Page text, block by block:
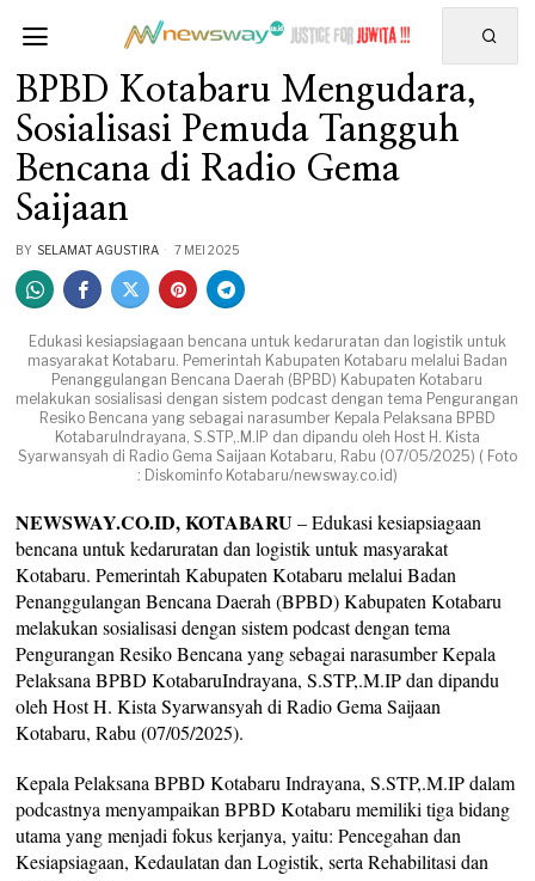
BPBD Kotabaru Mengudara,
Sosialisasi Pemuda Tangguh
Bencana di Radio Gema
Saijaan
BY SELAMAT AGUSTIRA 7 MEI 2025
Edukasi kesiapsiagaan bencana untuk kedaruratan dan logistik untuk
masyarakat Kotabaru. Pemerintah Kabupaten Kotabaru melalui Badan
Penanggulangan Bencana Daerah (BPBD) Kabupaten Kotabaru
melakukan sosialisasi dengan sistem podcast dengan tema Pengurangan
Resiko Bencana yang sebagai narasumber Kepala Pelaksana BPBD
KotabaruIndrayana, S.STP,.M.IP dan dipandu oleh Host H. Kista
Syarwansyah di Radio Gema Saijaan Kotabaru, Rabu (07/05/2025) ( Foto
: Diskominfo Kotabaru/newsway.co.id)
NEWSWAY.CO.ID, KOTABARU– Edukasi kesiapsiagaan
bencana untuk kedaruratan dan logistik untuk masyarakat
Kotabaru. Pemerintah Kabupaten Kotabaru melalui Badan
Penanggulangan Bencana Daerah (BPBD) Kabupaten Kotabaru
melakukan sosialisasi dengan sistem podcast dengan tema
Pengurangan Resiko Bencana yang sebagai narasumber Kepala
Pelaksana BPBD KotabaruIndrayana, S.STP,.M.IP dan dipandu
oleh Host H. Kista Syarwansyah di Radio Gema Saijaan
Kotabaru, Rabu (07/05/2025).
Kepala Pelaksana BPBD Kotabaru Indrayana, S.STP,.M.IP dalam
podcastnya menyampaikan BPBD Kotabaru memiliki tiga bidang
utama yang menjadi fokus kerjanya, yaitu: Pencegahan dan
Kesiapsiagaan, Kedaulatan dan Logistik, serta Rehabilitasi dan